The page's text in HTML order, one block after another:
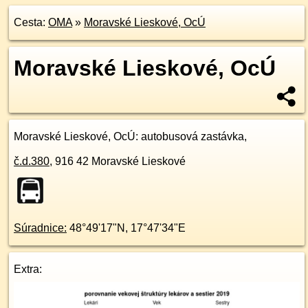
Cesta: OMA» Moravské Lieskové, OcÚ
Moravské Lieskové, OcÚ
Moravské Lieskové, OcÚ: autobusová zastávka,
č.d.380, 916 42 Moravské Lieskové
Súradnice: 48°49'17"N , 17°47'34"E
Extra: